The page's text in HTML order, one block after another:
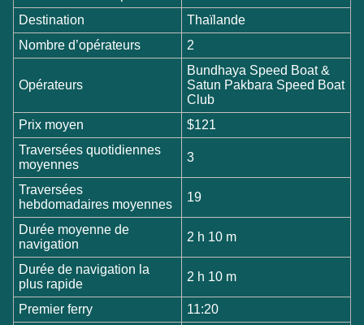
Destination
Thaïlande
Nombre d’opérateurs
2
Opérateurs
Bundhaya Speed Boat &
Satun Pakbara Speed Boat
Club
Prix moyen
$121
Traversées quotidiennes
moyennes
3
Traversées
hebdomadaires moyennes
19
Durée moyenne de
navigation
2 h 10 m
Durée de navigation la
plus rapide
2 h 10 m
Premier ferry
11:20